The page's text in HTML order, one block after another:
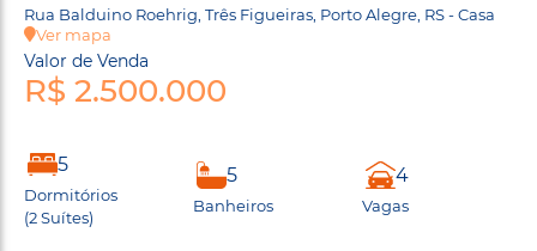
Rua Balduino Roehrig, Três Figueiras, Porto Alegre, RS - Casa
Ver mapa
Valor de Venda
R$ 2.500.000
5
Dormitórios
(2 Suítes)
5
Banheiros
4
Vagas